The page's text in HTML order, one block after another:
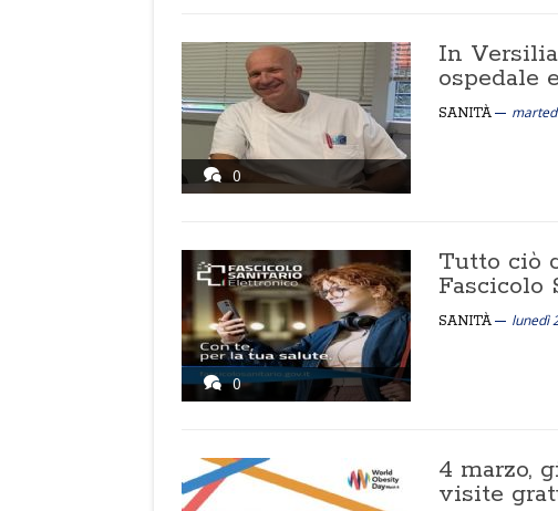
0
In
ospedale
SANITÀ
0
Tutto ciò
Fascicolo
SANITÀ lunedì
4 marzo,
visite